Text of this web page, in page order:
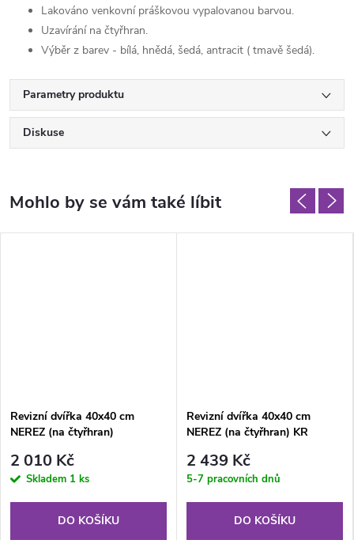
Lakováno venkovní práškovou vypalovanou barvou.
Uzavírání na čtyřhran.
Výběr z barev - bílá, hnědá, šedá, antracit ( tmavě šedá).
Parametry produktu
Diskuse
Revizní dvířka 40x40 cm
NEREZ (na čtyřhran)
2 010 Kč
Skladem 1 ks
DO KOŠÍKU
Revizní dvířka 40x40 cm
NEREZ (na čtyřhran) KR
2 439 Kč
5-7 pracovních dnů
DO KOŠÍKU